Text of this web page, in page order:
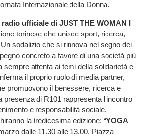
Internazionale della Donna.
radio ufficiale di JUST THE WOMAN I
torinese che unisce sport, ricerca,
sodalizio che si rinnova nel segno dei
concreto a favore di una società più
sempre attenta ai temi della solidarietà e
il proprio ruolo di media partner,
promuovono il benessere, ricerca e
presenza di R101 rappresenta l’incontro
e responsabilità sociale.
la tredicesima edizione: “YOGA
dalle 11.30 alle 13.00, Piazza